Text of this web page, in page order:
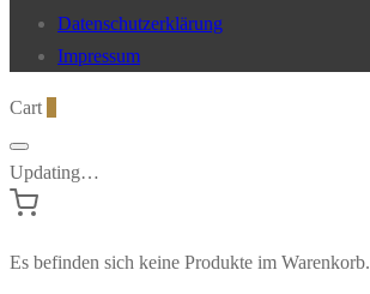
Datenschutzerklärung
Impressum
Cart
Updating…
Es befinden sich keine Produkte im Warenkorb.